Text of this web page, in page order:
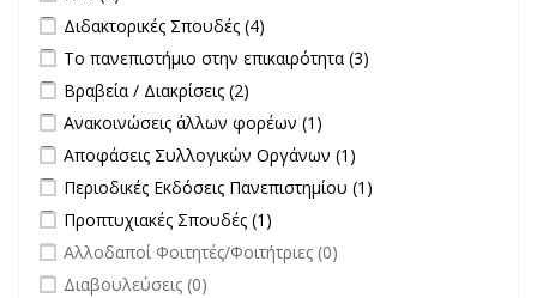
Apply Διδακτορικές Σπουδές filter
Διδακτορικές Σπουδές (4)
Apply Το πανεπιστήμιο στην επικαιρότητα filter
Το πανεπιστήμιο στην επικαιρότητα (3)
Apply Βραβεία / Διακρίσεις filter
Βραβεία / Διακρίσεις (2)
Apply Ανακοινώσεις άλλων φορέων filter
Ανακοινώσεις άλλων φορέων (1)
Apply Αποφάσεις Συλλογικών Οργάνων filter
Αποφάσεις Συλλογικών Οργάνων (1)
Οργάνων filter
Apply Περιοδικές Εκδόσεις Πανεπιστημίου filter
Περιοδικές Εκδόσεις Πανεπιστημίου (1)
Apply Προπτυχιακές Σπουδές filter
Προπτυχιακές Σπουδές (1)
undefined
Αλλοδαποί Φοιτητές/Φοιτήτριες (0)
undefined
Διαβουλεύσεις (0)